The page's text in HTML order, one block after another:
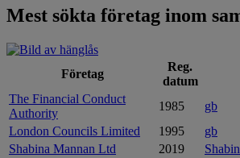
Mest sökta företag inom
Företag
Reg.
datum
The Financial Conduct
Authority
1985
gb
London Councils Limited
1995
gb
Shabina Mannan Ltd
2019